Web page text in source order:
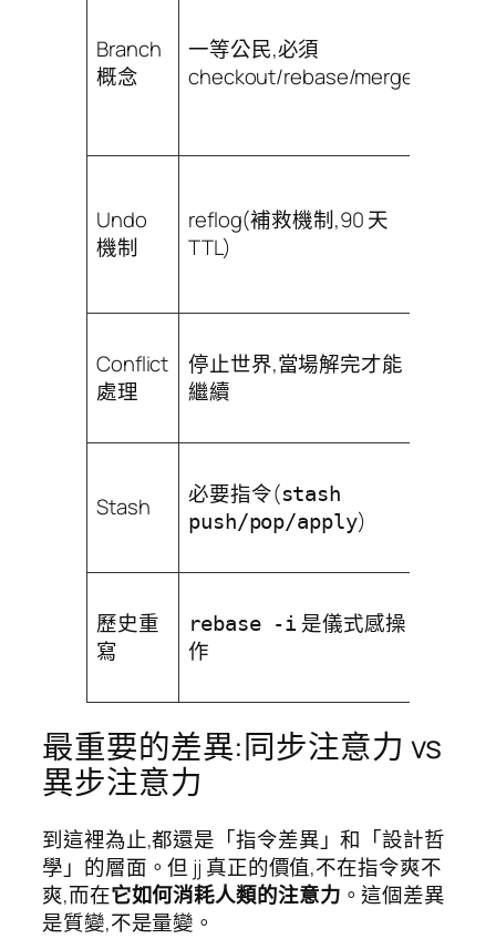
Branch
概念
一等公民,必須
checkout/rebase/merge
Undo
機制
reflog(補救機制,90 天
TTL)
Conflict
處理
停止世界,當場解完才能
繼續
Stash 必要指令(stash
push/pop/apply)
歷史重
寫
rebase -i 是儀式感操
作
最重要的差異:同步注意力 vs
異步注意力
到這裡為止,都還是「指令差異」和「設計哲
學」的層面。但 jj 真正的價值,不在指令爽不
爽,而在它如何消耗人類的注意力 。這個差異
是質變,不是量變。